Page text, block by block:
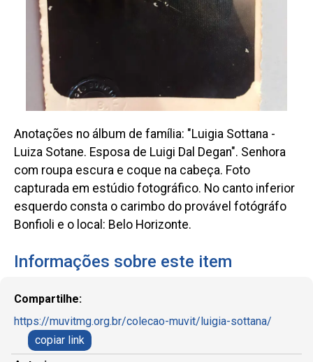
Anotações no álbum de família: "Luigia Sottana -
Luiza Sotane. Esposa de Luigi Dal Degan". Senhora
com roupa escura e coque na cabeça. Foto
capturada em estúdio fotográfico. No canto inferior
esquerdo consta o carimbo do provável fotógráfo
Bonfioli e o local: Belo Horizonte.
Informações sobre este item
Compartilhe:
https://muvitmg.org.br/colecao-muvit/luigia-sottana/
copiar link